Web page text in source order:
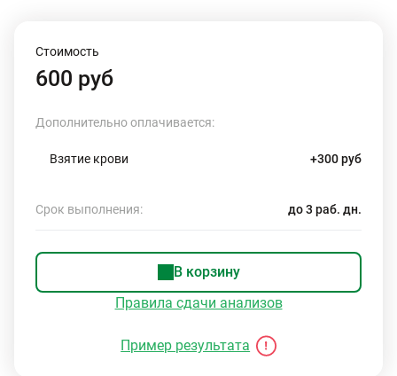
Стоимость
600 руб
Дополнительно оплачивается:
Взятие крови +300 руб
Срок выполнения: до 3 раб. дн.
В корзину
Правила сдачи анализов
Пример результата